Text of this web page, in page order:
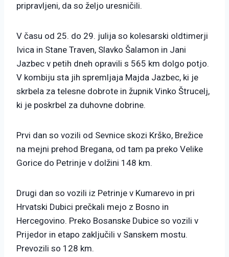
pripravljeni, da so željo uresničili.
V času od 25. do 29. julija so kolesarski oldtimerji
Ivica in Stane Traven, Slavko Šalamon in Jani
Jazbec v petih dneh opravili s 565 km dolgo potjo.
V kombiju sta jih spremljaja Majda Jazbec, ki je
skrbela za telesne dobrote in župnik Vinko Štrucelj,
ki je poskrbel za duhovne dobrine.
Prvi dan so vozili od Sevnice skozi Krško, Brežice
na mejni prehod Bregana, od tam pa preko Velike
Gorice do Petrinje v dolžini 148 km.
Drugi dan so vozili iz Petrinje v Kumarevo in pri
Hrvatski Dubici prečkali mejo z Bosno in
Hercegovino. Preko Bosanske Dubice so vozili v
Prijedor in etapo zaključili v Sanskem mostu.
Prevozili so 128 km.